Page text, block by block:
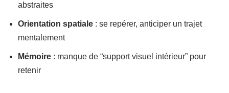
abstraites
Orientation spatiale : se repérer, anticiper un trajet
mentalement
Mémoire : manque de “support visuel intérieur” pour
retenir